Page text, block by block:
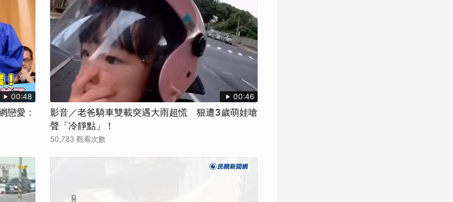
00:48
戀愛：
00:46
影音／老爸騎車雙載突遇大雨超慌 狠遭3歲萌娃嗆
聲「冷靜點」！
50,783 觀看次數